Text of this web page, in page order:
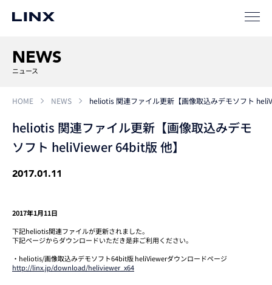
サポート
NEWS
ニュース
HOME NEWS heliotis 関連ファイル更新【画像取込みデモソフト
heliotis 関連ファイル更新【画像取込みデモ
ソフト heliViewer 64bit版 他】
2017.01.11
2017年1月11日
下記heliotis関連ファイルが更新されました。
下記ページからダウンロードいただき是非ご利用ください。
・heliotis/画像取込みデモソフト64bit版 heliViewerダウンロードページ
http://linx.jp/download/heliviewer_x64